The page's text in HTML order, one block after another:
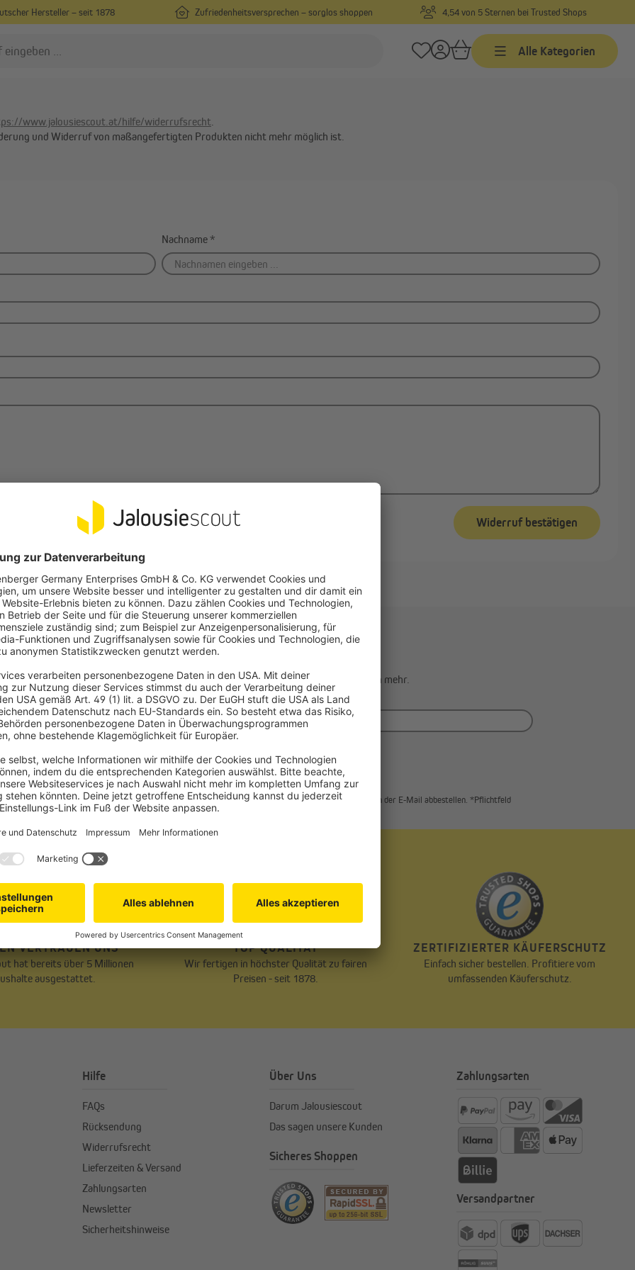
Hersteller – seit 1878 Zufriedenheitsversprechen – sorglos shoppen 4,54 von 5 Sternen bei Trusted Shops
Alle Kategorien
www.jalousiescout.at/hilfe/widerrufsrecht.
und Widerruf von maßangefertigten Produkten nicht mehr möglich ist.
Nachname*
markierten Felder sind Pflichtfelder.
Widerruf bestätigen
Jalousiescout Newsletter anmelden!
für deine erste Bestellung und verpasse keine Neuigkeiten, Trends & Aktionen mehr.
Anmelden
unsereDatenschutzbestimmungen. Du kannst den Newsletter jederzeit und kostenfrei über einen Link in der E-Mail abbestellen. *Pflichtfeld
VERTRAUEN UNS
hat bereits über 5 Millionen
ausgestattet.
TOP QUALITÄT
Wir fertigen in höchster Qualität zu fairen
Preisen - seit 1878.
ZERTIFIZIERTER KÄUFERSCHUTZ
Einfach sicher bestellen. Profitiere vom
umfassenden Käuferschutz.
Hilfe
FAQs
Rücksendung
Widerrufsrecht
Lieferzeiten & Versand
Zahlungsarten
Newsletter
Sicherheitshinweise
Über Uns
Darum Jalousiescout
Das sagen unsere Kunden
Sicheres Shoppen
Zahlungsarten
Versandpartner